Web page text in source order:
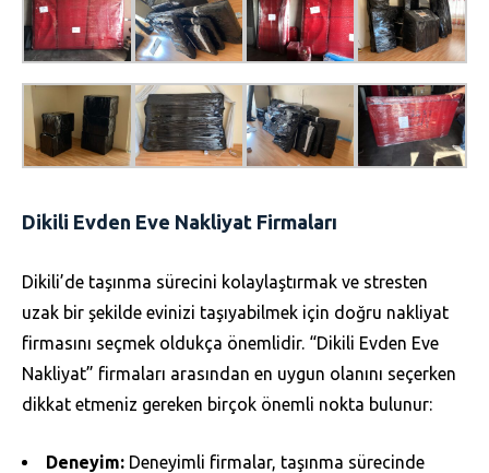
Dikili Evden Eve Nakliyat Firmaları
Dikili’de taşınma sürecini kolaylaştırmak ve stresten
uzak bir şekilde evinizi taşıyabilmek için doğru nakliyat
firmasını seçmek oldukça önemlidir. “Dikili Evden Eve
Nakliyat” firmaları arasından en uygun olanını seçerken
dikkat etmeniz gereken birçok önemli nokta bulunur:
Deneyim: Deneyimli firmalar, taşınma sürecinde